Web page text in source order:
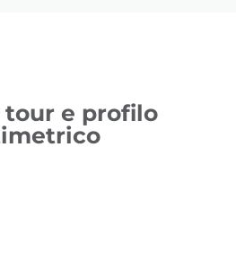
tour e profilo